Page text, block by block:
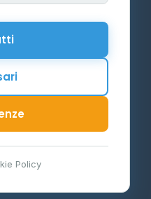
Policy